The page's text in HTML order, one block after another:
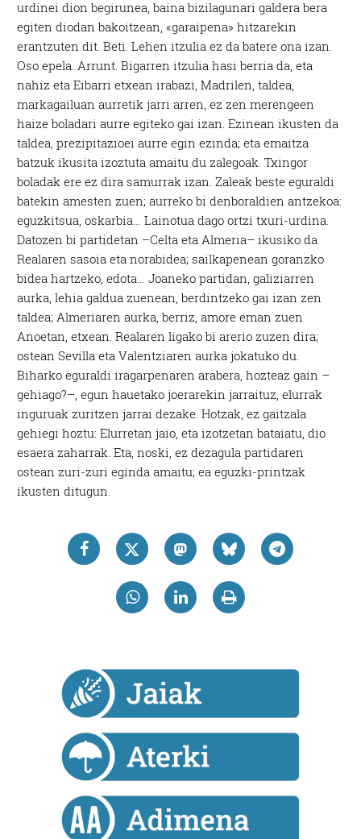
urdinei dion begirunea, baina bizilagunari galdera bera
egiten diodan bakoitzean, «garaipena» hitzarekin
erantzuten dit. Beti. Lehen itzulia ez da batere ona izan.
Oso epela. Arrunt. Bigarren itzulia hasi berria da, eta
nahiz eta Eibarri etxean irabazi, Madrilen, taldea,
markagailuan aurretik jarri arren, ez zen merengeen
haize boladari aurre egiteko gai izan. Ezinean ikusten da
taldea, prezipitazioei aurre egin ezinda; eta emaitza
batzuk ikusita izoztuta amaitu du zalegoak. Txingor
boladak ere ez dira samurrak izan. Zaleak beste eguraldi
batekin amesten zuen; aurreko bi denboraldien antzekoa:
eguzkitsua, oskarbia… Lainotua dago ortzi txuri-urdina.
Datozen bi partidetan –Celta eta Almeria– ikusiko da
Realaren sasoia eta norabidea; sailkapenean goranzko
bidea hartzeko, edota… Joaneko partidan, galiziarren
aurka, lehia galdua zuenean, berdintzeko gai izan zen
taldea; Almeriaren aurka, berriz, amore eman zuen
Anoetan, etxean. Realaren ligako bi arerio zuzen dira;
ostean Sevilla eta Valentziaren aurka jokatuko du.
Biharko eguraldi iragarpenaren arabera, hozteaz gain –
gehiago?–, egun hauetako joerarekin jarraituz, elurrak
inguruak zuritzen jarrai dezake. Hotzak, ez gaitzala
gehiegi hoztu: Elurretan jaio, eta izotzetan bataiatu, dio
esaera zaharrak. Eta, noski, ez dezagula partidaren
ostean zuri-zuri eginda amaitu; ea eguzki-printzak
ikusten ditugun.